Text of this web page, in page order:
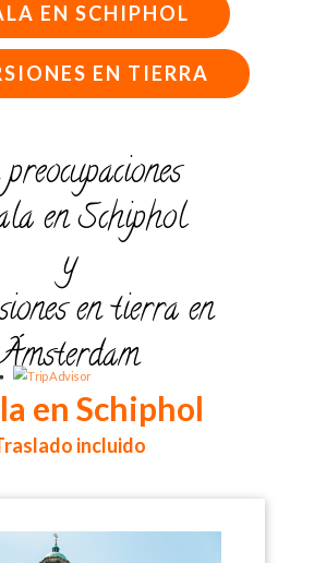
EN SCHIPHOL
EN TIERRA
en Schiphol
y
en tierra en
Ámsterdam
en Schiphol
incluido